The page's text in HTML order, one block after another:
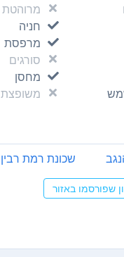
מרוהטת
חניה
מרפסת
סורגים
מחסן
משופצת
שכונת רמת רבין
שפורסמו באזור